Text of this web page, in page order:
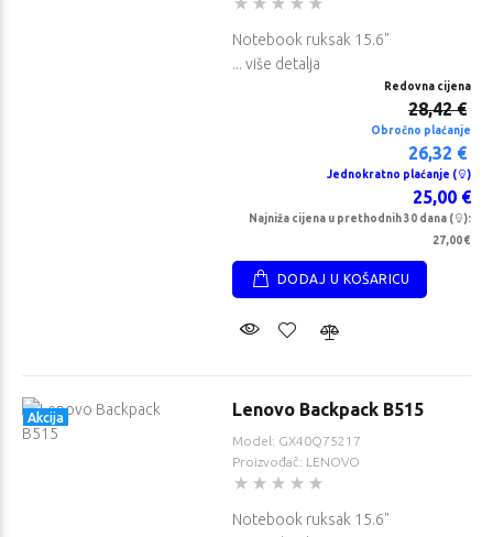
Notebook ruksak 15.6"
... više detalja
Redovna cijena
28,42 €
Obročno plaćanje
26,32 €
Jednokratno plaćanje ( )
25,00 €
Najniža cijena u prethodnih 30 dana (
):
27,00 €
DODAJ U KOŠARICU
Akcija Lenovo Backpack B515
Model: GX40Q75217
Proizvođač: LENOVO
Notebook ruksak 15.6"